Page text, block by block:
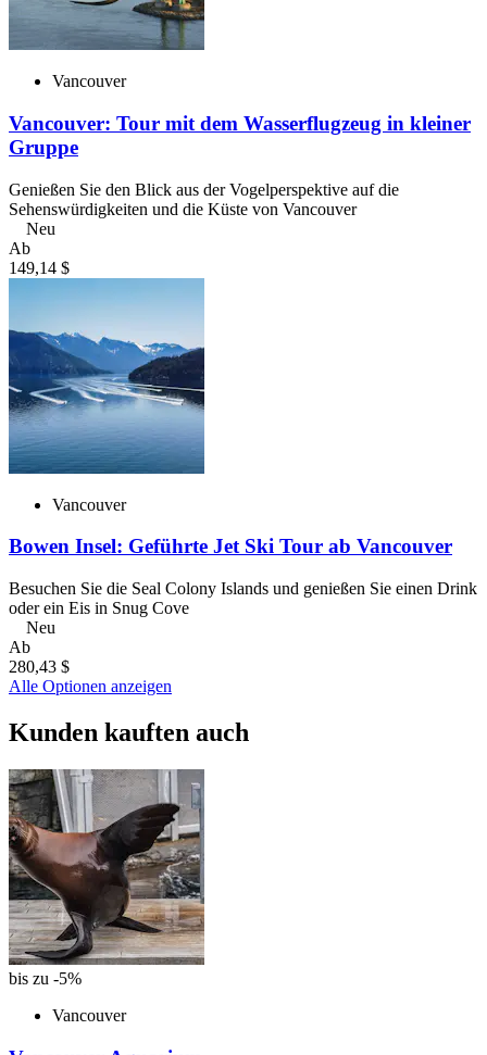
Vancouver
Vancouver: Tour mit dem Wasserflugzeug in kleiner
Gruppe
Genießen Sie den Blick aus der Vogelperspektive auf die
Sehenswürdigkeiten und die Küste von Vancouver
Neu
Ab
149,14 $
Vancouver
Bowen Insel: Geführte Jet Ski Tour ab Vancouver
Besuchen Sie die Seal Colony Islands und genießen Sie einen Drink
oder ein Eis in Snug Cove
Neu
Ab
280,43 $
Alle Optionen anzeigen
Kunden kauften auch
bis zu -5%
Vancouver